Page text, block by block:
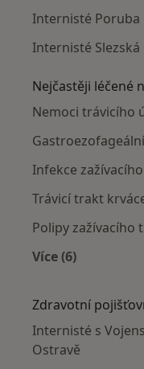
Internisté Poruba
Internisté Slezská
Nejčastěji léčené
Nemoci trávicího
Infekce
Trávicí trakt
Polipy zažívacího
Více (6)
Zdravotní
Internisté s
Ostravě